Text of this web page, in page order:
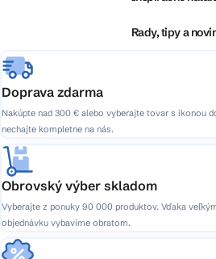
e
Rady, tipy a
Doprava zdarma
Nakúpte nad 300 € alebo vyberajte tovar s ikonou
nechajte kompletne na nás.
Obrovský výber skladom
Vyberajte z ponuky 90 000 produktov. Vďaka
objednávku vybavíme obratom.